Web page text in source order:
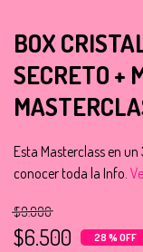
BOX
SECRETO +
Esta Masterclass en
conocer toda la Info.
$9.000
$6.500 28 % OFF